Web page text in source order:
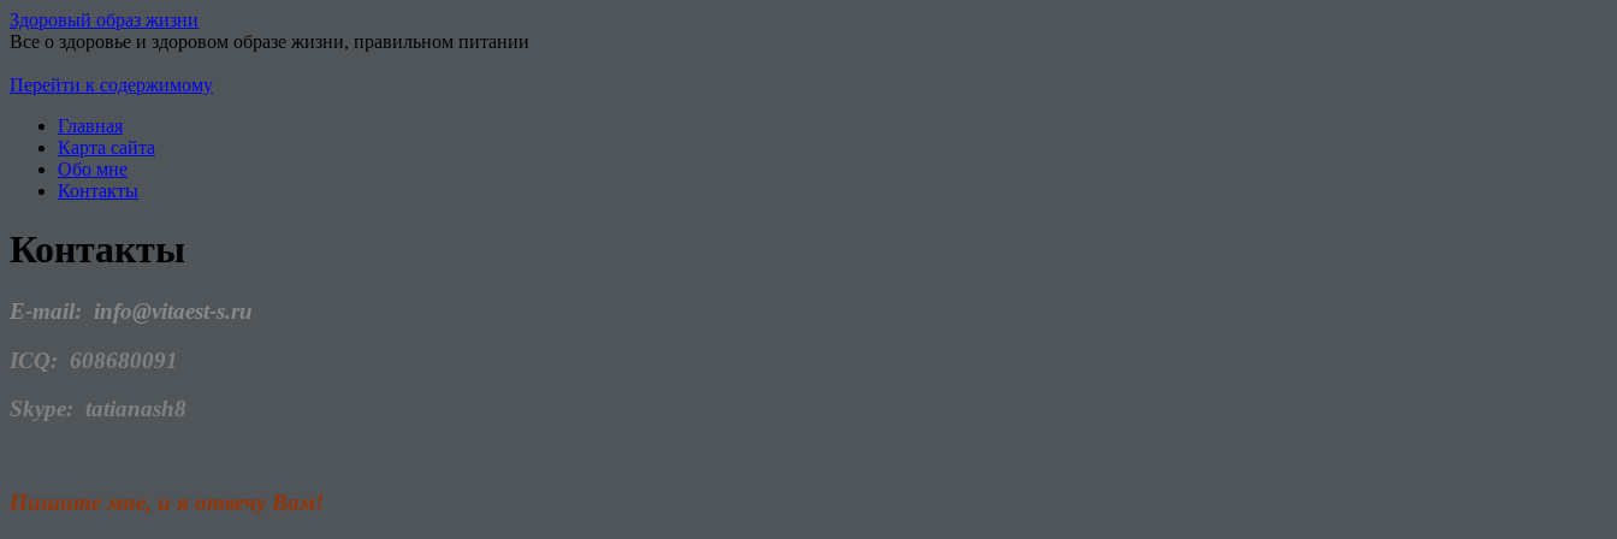
Здоровый образ жизни
Все о здоровье и здоровом образе жизни, правильном питании
Перейти к содержимому
Главная
Карта сайта
Обо мне
Контакты
Контакты
E-mail: info@vitaest-s.ru
ICQ: 608680091
Skype: tatianash8
Пишите мне, и я отвечу Вам!